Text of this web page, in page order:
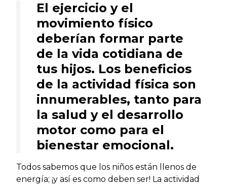
El ejercicio y el
movimiento físico
deberían formar parte
de la vida cotidiana de
tus hijos. Los beneficios
de la actividad física son
innumerables, tanto para
la salud y el desarrollo
motor como para el
bienestar emocional.
Todos sabemos que los niños están llenos de
energía; ¡y así es como deben ser! La actividad